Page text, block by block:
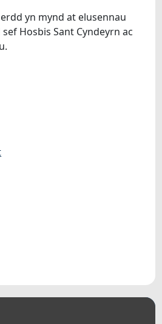
yn mynd at elusennau
Hosbis Sant Cyndeyrn ac